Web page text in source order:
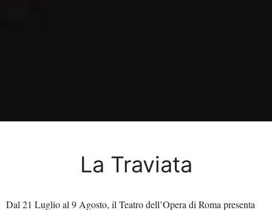
La Traviata
Dal 21 Luglio al 9 Agosto, il Teatro dell’Opera di Roma presenta